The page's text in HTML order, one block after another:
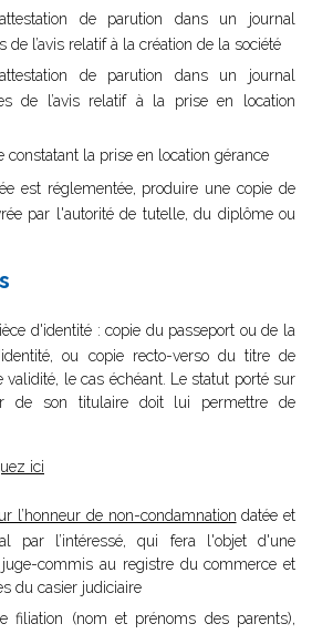
de parution dans un journal
de l’avis relatif à la création de la société
de parution dans un journal
de l’avis relatif à la prise en location
constatant la prise en location gérance
est réglementée, produire une copie de
par l'autorité de tutelle, du diplôme ou
d'identité : copie du passeport ou de la
ou copie recto-verso du titre de
validité, le cas échéant. Le statut porté sur
de son titulaire doit lui permettre de
ici
l’honneur de non-condamnation datée et
par l’intéressé, qui fera l'objet d'une
commis au registre du commerce et
du casier judiciaire
filiation (nom et prénoms des parents),